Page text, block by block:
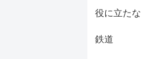
役に立た
鉄道